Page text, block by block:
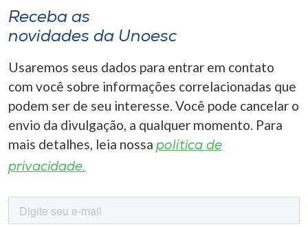
Receba as
novidades da Unoesc
Usaremos seus dados para entrar em contato
com você sobre informações correlacionadas que
podem ser de seu interesse. Você pode cancelar o
envio da divulgação, a qualquer momento. Para
mais detalhes, leia nossa política de
privacidade.